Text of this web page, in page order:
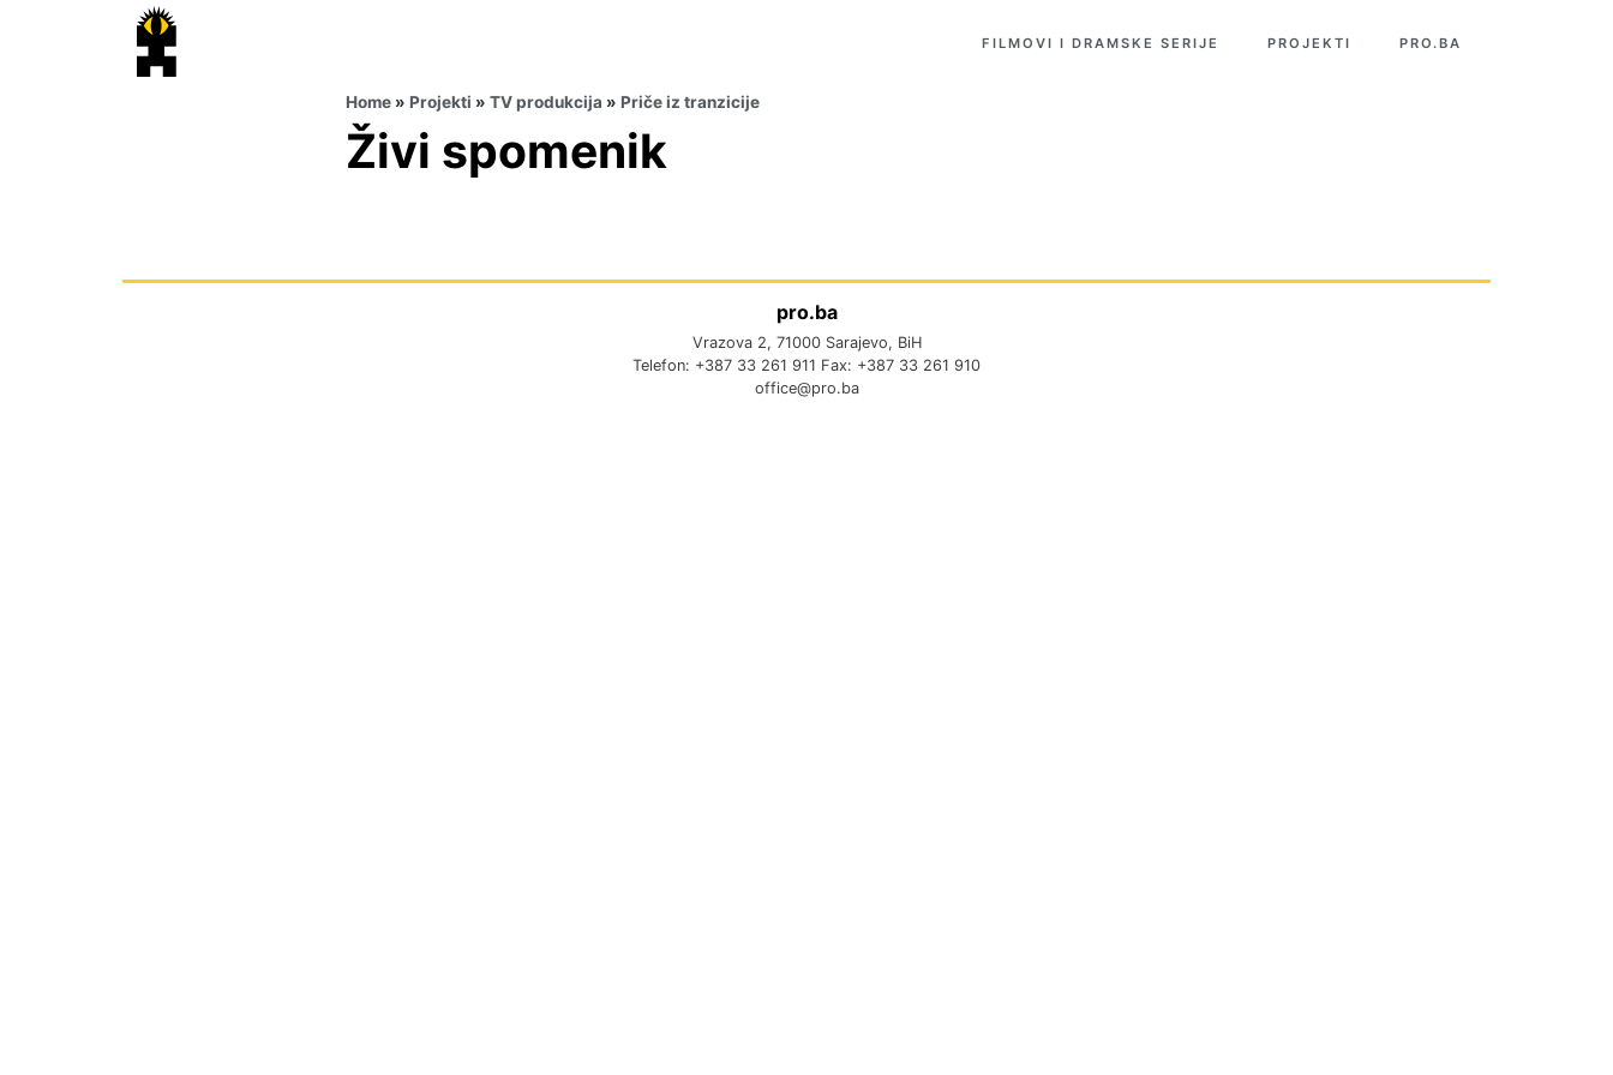
FILMOVI I DRAMSKE SERIJE PROJEKTI PRO.BA
Home» Projekti » TV produkcija » Priče iz tranzicije
Živi spomenik
pro.ba
Vrazova 2, 71000 Sarajevo, BiH
Telefon: +387 33 261 911 Fax: +387 33 261 910
office@pro.ba